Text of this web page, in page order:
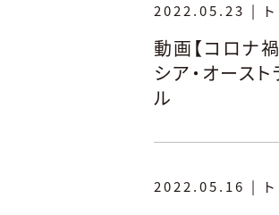
2022.05.23 |
動画【コロナ
シア・オース
ル
2022.05.16 |